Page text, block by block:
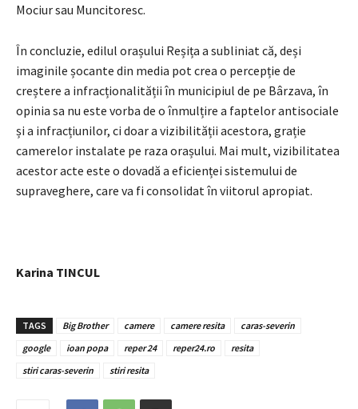
Mociur sau Muncitoresc.
În concluzie, edilul orașului Reșița a subliniat că, deși
imaginile șocante din media pot crea o percepție de
creștere a infracționalității în municipiul de pe Bârzava, în
opinia sa nu este vorba de o înmulțire a faptelor antisociale
și a infracțiunilor, ci doar a vizibilității acestora, grație
camerelor instalate pe raza orașului. Mai mult, vizibilitatea
acestor acte este o dovadă a eficienței sistemului de
supraveghere, care va fi consolidat în viitorul apropiat.
Karina TINCUL
TAGS Big Brother camere camere resita
caras-severin
google
ioan popa reper 24 reper24.ro
resita
stiri caras-severin
stiri resita